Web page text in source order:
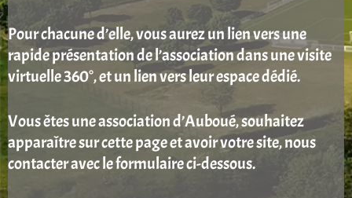
Pour chacune d’elle, vous aurez un lien vers une
rapide présentation de l’association dans une visite
virtuelle 360°, et un lien vers leur espace dédié.
Vous êtes une association d’Auboué, souhaitez
apparaître sur cette page et avoir votre site, nous
contacter avec le formulaire ci-dessous.